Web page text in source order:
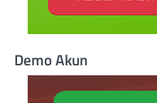
Demo Akun